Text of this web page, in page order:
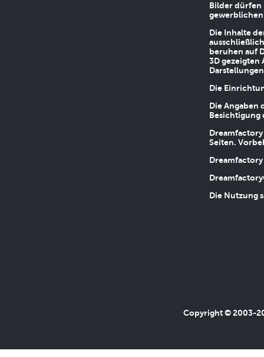
Bilder dürfen
Die Inhalte
beruhen auf
3D gezeigten
Die
Die
Besichtigung
Seiten.
Die Nutzung
Copyright © 2003-